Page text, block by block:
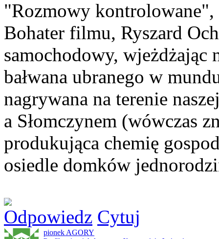
"Rozmowy
Bohater filmu, Ryszard
samochodowy, wjeżdżając
bałwana ubranego w
nagrywana na terenie
a Słomczynem (wówczas
produkująca chemię
osiedle domków
Odpowiedz Cytuj
pionek AGORY